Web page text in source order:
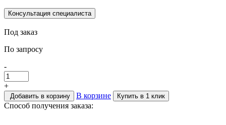
Консультация специалиста
Под заказ
По запросу
-
+
Добавить в корзину В корзине Купить в 1 клик
Способ получения заказа: